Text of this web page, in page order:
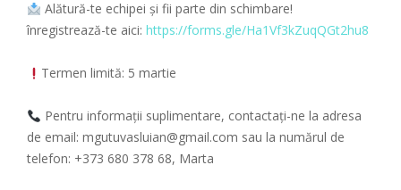
Alătură-te echipei și fii parte din schimbare!
înregistrează-te aici: https://forms.gle/Ha1Vf3kZuqQGt2hu8
Termen limită: 5 martie
Pentru informații suplimentare, contactați-ne la adresa
de email: mgutuvasluian@gmail.com sau la numărul de
telefon: +373 680 378 68, Marta